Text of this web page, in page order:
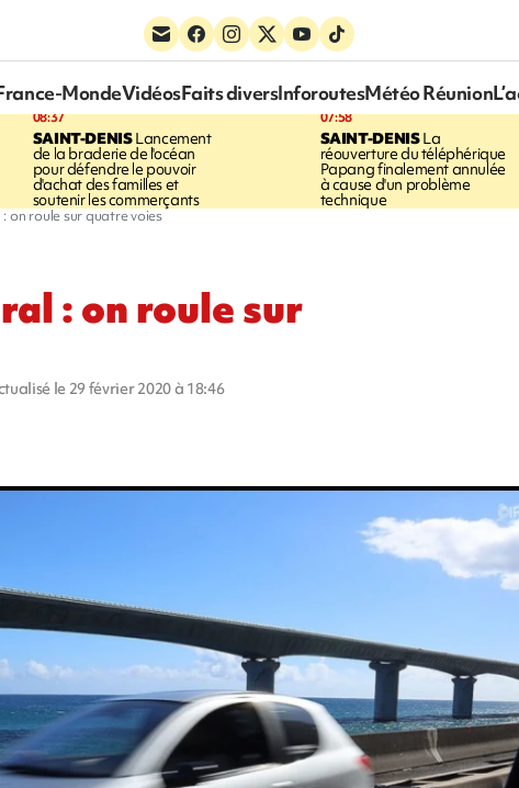
MondeVidéosFaits diversInforoutesMétéo Réunion
08:37
SAINT-DENISLancement
de la braderie de l'océan
pour défendre le pouvoir
d'achat des familles et
soutenir les commerçants
07:58
SAINT-DENISLa
réouverture du téléphérique
Papang finalement annulée
à cause d'un problème
technique
on roule sur quatre voies
: on roule sur
le 29 février 2020 à 18:46